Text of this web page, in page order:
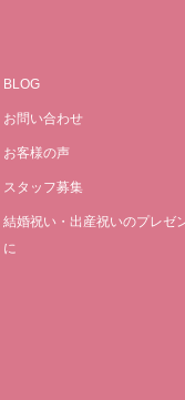
BLOG
お問い合わせ
お客様の声
スタッフ募集
結婚祝い・出産祝いのプレゼ
に